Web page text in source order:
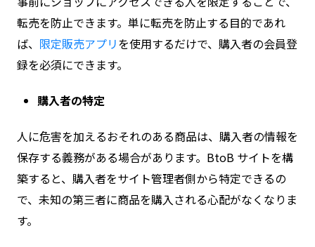
転売を防止できます。単に転売を防止する目的であれ
ば、 限定販売アプリを使用するだけで、購入者の会員登
録を必須にできます。
購入者の特定
人に危害を加えるおそれのある商品は、購入者の情報を
保存する義務がある場合があります。BtoB サイトを構
築すると、購入者をサイト管理者側から特定できるの
で、未知の第三者に商品を購入される心配がなくなりま
す。